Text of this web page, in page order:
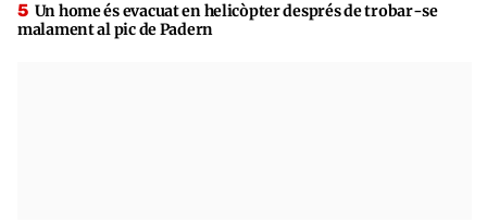
Un home és evacuat en helicòpter després de trobar-se
malament al pic de Padern